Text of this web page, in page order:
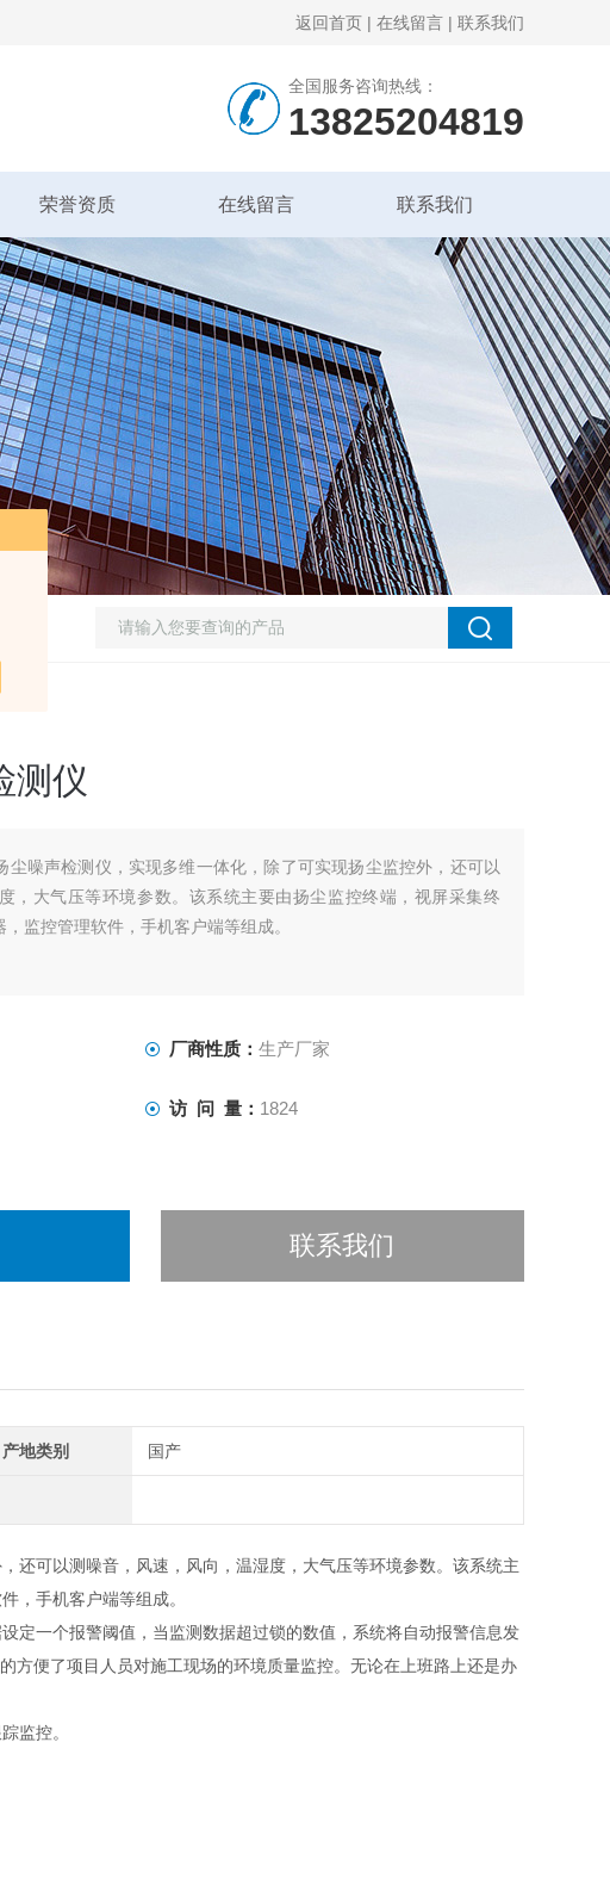
返回首页 | 在线留言 | 联系我们
全国服务咨询热线：
13825204819
荣誉资质 在线留言 联系我们
测仪
尘噪声检测仪，实现多维一体化，除了可实现扬尘监控外，还可以
，大气压等环境参数。该系统主要由扬尘监控终端，视屏采集终
监控管理软件，手机客户端等组成。
厂商性质： 生产厂家
访 问 量： 1824
联系我们
产地类别 国产
还可以测噪音，风速，风向，温湿度，大气压等环境参数。该系统主
，手机客户端等组成。
定一个报警阈值，当监测数据超过锁的数值，系统将自动报警信息发
方便了项目人员对施工现场的环境质量监控。无论在上班路上还是办
监控。